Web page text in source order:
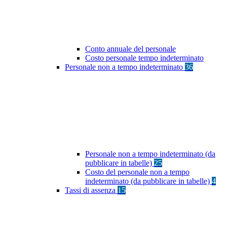
Conto annuale del personale
Costo personale tempo indeterminato
Personale non a tempo indeterminato 36
Personale non a tempo indeterminato (da
pubblicare in tabelle) 25
Costo del personale non a tempo
indeterminato (da pubblicare in tabelle) 4
Tassi di assenza 15